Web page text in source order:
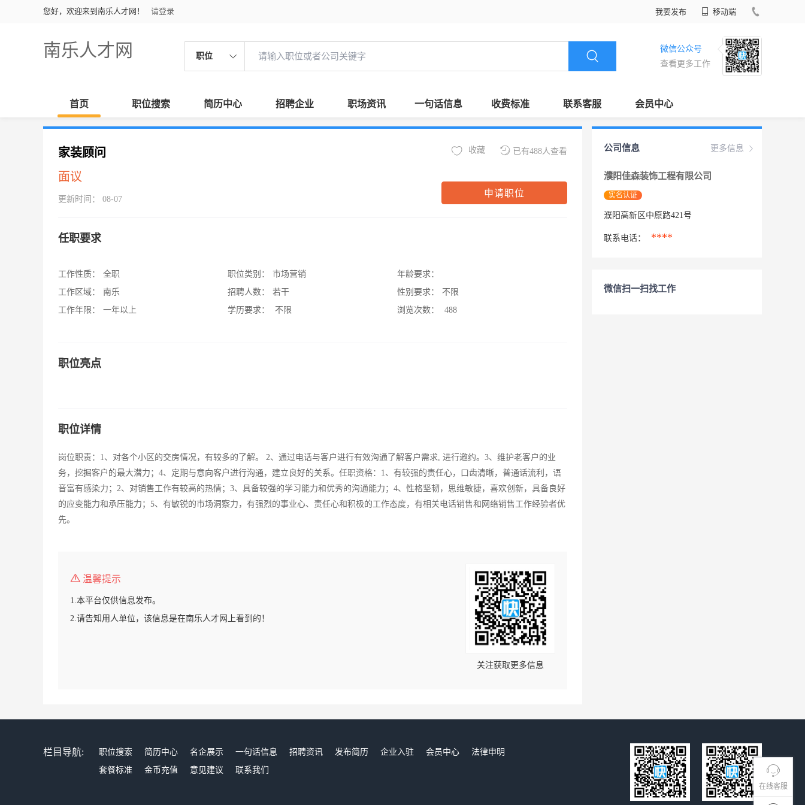
您好，欢迎来到南乐人才网！ 请登录 我要发布 移动端
南乐人才网 职位
微信公众号
查看更多工作
首页 职位搜索 简历中心 招聘企业 职场资讯 一句话信息 收费标准 联系客服 会员中心
在线客服
家装顾问
面议
更新时间： 08-07
已有488人查看
收藏
申请职位
任职要求
工作性质：
全职
工作区域：
南乐
工作年限：
一年以上
职位类别：
市场营销
招聘人数：
若干
学历要求：
不限
年龄要求：
性别要求：
不限
浏览次数：
488
职位亮点
职位详情
岗位职责：1、对各个小区的交房情况，有较多的了解。 2、通过电话与客户进行有效沟通了解客户需求, 进行邀约。3、维护老客户的业
务，挖掘客户的最大潜力；4、定期与意向客户进行沟通，建立良好的关系。任职资格：1、有较强的责任心，口齿清晰，普通话流利，语
音富有感染力；2、对销售工作有较高的热情；3、具备较强的学习能力和优秀的沟通能力；4、性格坚韧，思维敏捷，喜欢创新，具备良好
的应变能力和承压能力；5、有敏锐的市场洞察力，有强烈的事业心、责任心和积极的工作态度，有相关电话销售和网络销售工作经验者优
先。
温馨提示
1.本平台仅供信息发布。
2.请告知用人单位，该信息是在南乐人才网上看到的！
关注获取更多信息
更多信息
公司信息
濮阳佳森装饰工程有限公司
实名认证
濮阳高新区中原路421号
联系电话： ****
微信扫一扫找工作
栏目导航: 职位搜索 简历中心 名企展示 一句话信息 招聘资讯 发布简历 企业入驻 会员中心
法律申明
套餐标准
金币充值 意见建议 联系我们